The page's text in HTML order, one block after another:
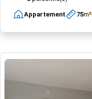
Appartement 75m²